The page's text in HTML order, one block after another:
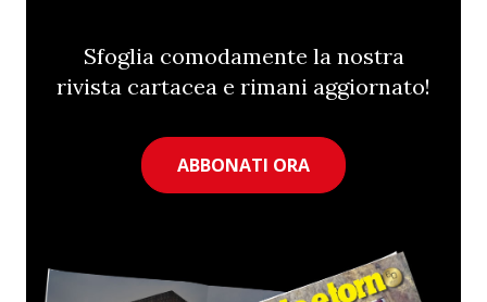
Sfoglia comodamente la nostra
rivista cartacea e rimani aggiornato!
ABBONATI ORA